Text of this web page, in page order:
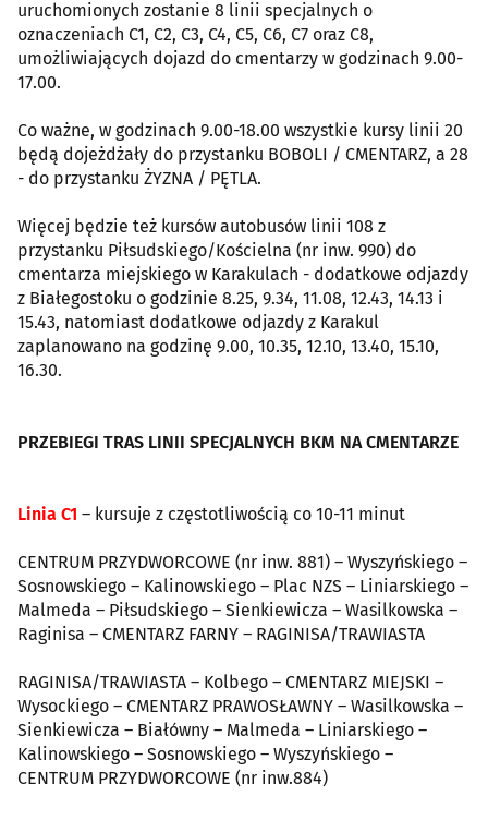
uruchomionych zostanie 8 linii specjalnych o
oznaczeniach C1, C2, C3, C4, C5, C6, C7 oraz C8,
umożliwiających dojazd do cmentarzy w godzinach 9.00-
17.00.
Co ważne, w godzinach 9.00-18.00 wszystkie kursy linii 20
będą dojeżdżały do przystanku BOBOLI / CMENTARZ, a 28
- do przystanku ŻYZNA / PĘTLA.
Więcej będzie też kursów autobusów linii 108 z
przystanku Piłsudskiego/Kościelna (nr inw. 990) do
cmentarza miejskiego w Karakulach - dodatkowe odjazdy
z Białegostoku o godzinie 8.25, 9.34, 11.08, 12.43, 14.13 i
15.43, natomiast dodatkowe odjazdy z Karakul
zaplanowano na godzinę 9.00, 10.35, 12.10, 13.40, 15.10,
16.30.
PRZEBIEGI TRAS LINII SPECJALNYCH BKM NA CMENTARZE
Linia C1 – kursuje z częstotliwością co 10-11 minut
CENTRUM PRZYDWORCOWE (nr inw. 881) – Wyszyńskiego –
Sosnowskiego – Kalinowskiego – Plac NZS – Liniarskiego –
Malmeda – Piłsudskiego – Sienkiewicza – Wasilkowska –
Raginisa – CMENTARZ FARNY – RAGINISA/TRAWIASTA
RAGINISA/TRAWIASTA – Kolbego – CMENTARZ MIEJSKI –
Wysockiego – CMENTARZ PRAWOSŁAWNY – Wasilkowska –
Sienkiewicza – Białówny – Malmeda – Liniarskiego –
Kalinowskiego – Sosnowskiego – Wyszyńskiego –
CENTRUM PRZYDWORCOWE (nr inw.884)